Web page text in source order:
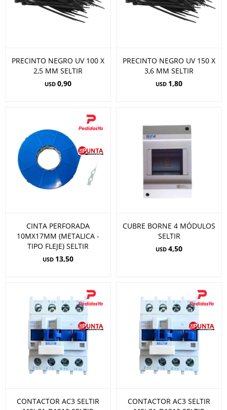
PRECINTO NEGRO UV 100 X
2,5 MM SELTIR
USD 0,90
PRECINTO NEGRO UV 150 X
3,6 MM SELTIR
USD 1,80
CINTA PERFORADA
10MX17MM (METALICA -
TIPO FLEJE) SELTIR
USD 13,50
CUBRE BORNE 4 MÓDULOS
SELTIR
USD 4,50
CONTACTOR AC3 SELTIR
CONTACTOR AC3 SELTIR